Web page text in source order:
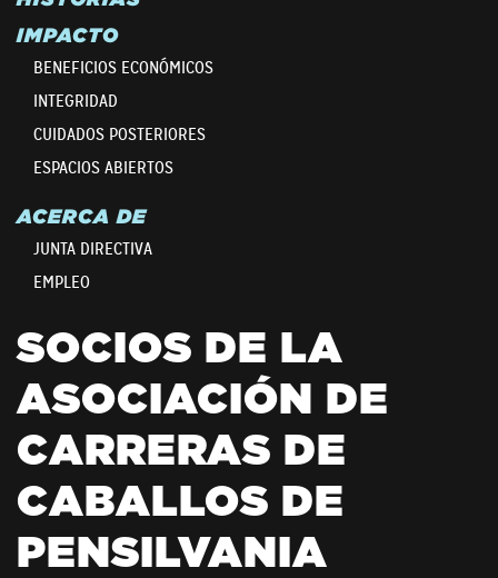
IMPACTO
BENEFICIOS ECONÓMICOS
INTEGRIDAD
CUIDADOS POSTERIORES
ESPACIOS ABIERTOS
ACERCA DE
JUNTA DIRECTIVA
EMPLEO
SOCIOS DE LA
ASOCIACIÓN DE
CARRERAS DE
CABALLOS DE
PENSILVANIA